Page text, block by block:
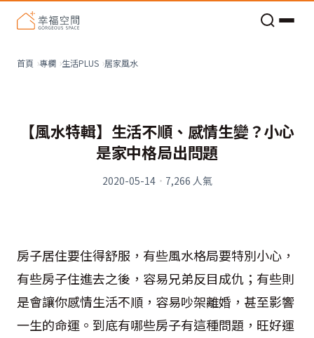
首頁 專欄 生活PLUS 居家風水
【風水特輯】生活不順、感情生變？小心
是家中格局出問題
2020-05-14· 7,266 人氣
房子居住要住得舒服，有些風水格局要特別小心，
有些房子住進去之後，容易兄弟反目成仇；有些則
是會讓你感情生活不順，容易吵架離婚，甚至影響
一生的命運。到底有哪些房子有這種問題，旺好運